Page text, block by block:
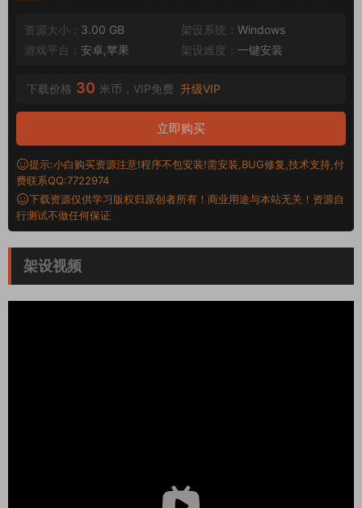
资源大小： 3.00 GB 架设系统： Windows
游戏平台： 安卓,苹果 架设难度： 一键安装
下载价格 30 米币，VIP免费 升级VIP
立即购买
提示:小白购买资源注意!程序不包安装!需安装,BUG修复,技术支持,付
费联系QQ:7722974
下载资源仅供学习版权归原创者所有！商业用途与本站无关！资源自
行测试不做任何保证
架设视频